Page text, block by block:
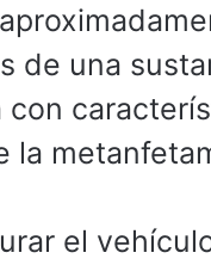
de una
con
la
el